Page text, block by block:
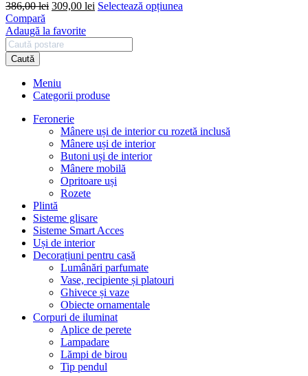
386,00lei Prețul
a
fost:
386,00 lei.
309,00 lei Prețul
Selectează opțiunea
Compară
Adaugă la favorite
Caută
Meniu
Categorii produse
Feronerie
Mânere uși de interior cu rozetă inclusă
Mânere uși de interior
Butoni uși de interior
Mânere mobilă
Opritoare uși
Rozete
Plintă
Sisteme glisare
Sisteme Smart Acces
Uși de interior
Decorațiuni pentru casă
Lumânări parfumate
Vase, recipiente și platouri
Ghivece și vaze
Obiecte ornamentale
Corpuri de iluminat
Aplice de perete
Lampadare
Lămpi de birou
Tip pendul